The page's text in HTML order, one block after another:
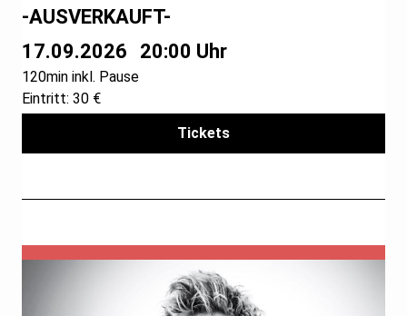
17.09.2026 20:00 Uhr
120min inkl. Pause
Eintritt: 30 €
Tickets
-AUSVERKAUFT-